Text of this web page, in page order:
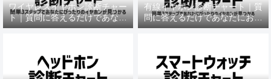
ワイヤレスイヤホン診断チャー
ト｜質問に答えるだけであなた
におすすめの機種がわかる
有線イヤホン診断チャート｜質
問に答えるだけであなたにおす
すめの機種がわかる